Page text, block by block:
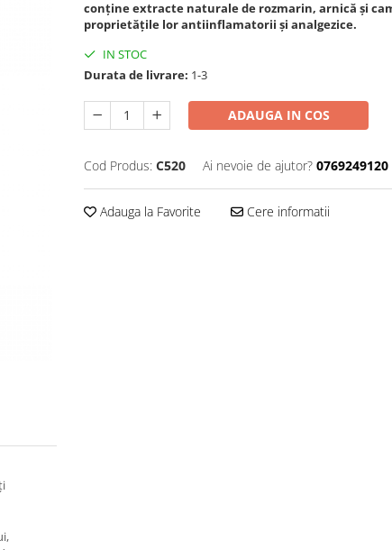
conține extracte naturale de rozmarin, arnică și
proprietățile lor antiinflamatorii și analgezice.
IN STOC
Durata de livrare: 1-3
ADAUGA IN COS
Cod Produs: C520 Ai nevoie de ajutor? 0769249120
Adauga la Favorite Cere informatii